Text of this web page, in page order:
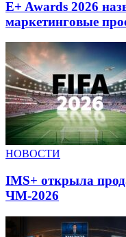
E+ Awards 2026
маркетинговые
НОВОСТИ
IMS+ открыла
ЧМ-2026